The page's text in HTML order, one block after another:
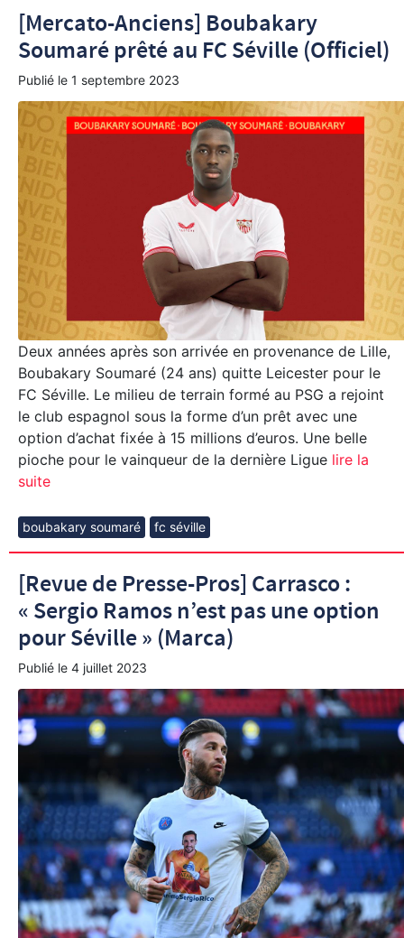
[Mercato-Anciens] Boubakary
Soumaré prêté au FC Séville (Officiel)
Publié le 1 septembre 2023
Deux années après son arrivée en provenance de Lille,
Boubakary Soumaré (24 ans) quitte Leicester pour le
FC Séville. Le milieu de terrain formé au PSG a rejoint
le club espagnol sous la forme d’un prêt avec une
option d’achat fixée à 15 millions d’euros. Une belle
pioche pour le vainqueur de la dernière Ligue lire la
suite
boubakary soumaré fc séville
[Revue de Presse-Pros] Carrasco :
« Sergio Ramos n’est pas une option
pour Séville » (Marca)
Publié le 4 juillet 2023